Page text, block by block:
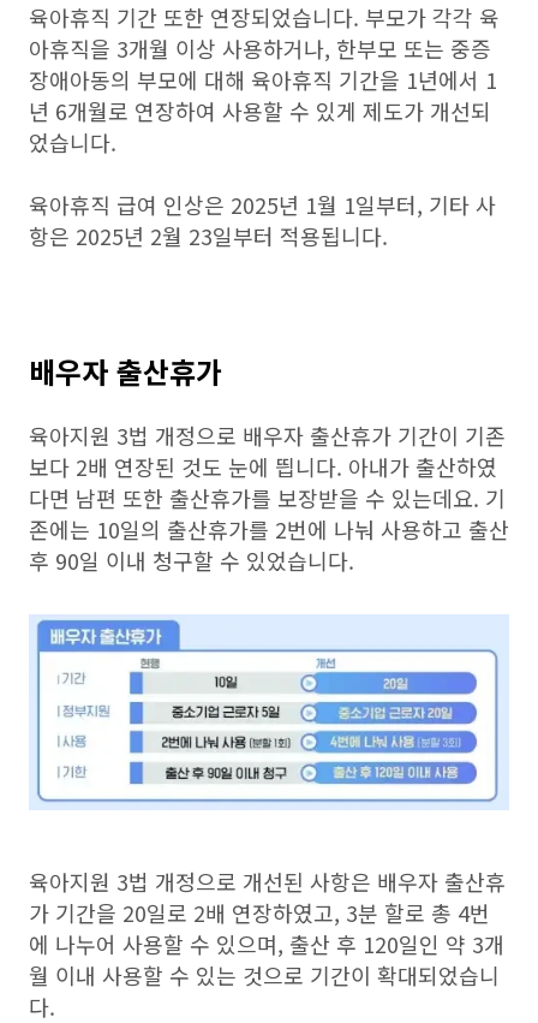
육아휴직 기간 또한 연장되었습니다. 부모가 각각 육
아휴직을 3개월 이상 사용하거나, 한부모 또는 중증
장애아동의 부모에 대해 육아휴직 기간을 1년에서 1
년 6개월로 연장하여 사용할 수 있게 제도가 개선되
었습니다.
육아휴직 급여 인상은 2025년 1월 1일부터, 기타 사
항은 2025년 2월 23일부터 적용됩니다.
배우자 출산휴가
육아지원 3법 개정으로 배우자 출산휴가 기간이 기존
보다 2배 연장된 것도 눈에 띕니다. 아내가 출산하였
다면 남편 또한 출산휴가를 보장받을 수 있는데요. 기
존에는 10일의 출산휴가를 2번에 나눠 사용하고 출산
후 90일 이내 청구할 수 있었습니다.
육아지원 3법 개정으로 개선된 사항은 배우자 출산휴
가 기간을 20일로 2배 연장하였고, 3분 할로 총 4번
에 나누어 사용할 수 있으며, 출산 후 120일인 약 3개
월 이내 사용할 수 있는 것으로 기간이 확대되었습니
다.